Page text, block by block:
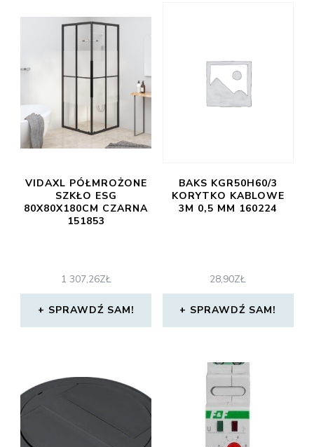
VIDAXL PÓŁMROŻONE
SZKŁO ESG
80X80X180CM CZARNA
151853
1 307,26ZŁ
SPRAWDŹ SAM!
BAKS KGR50H60/3
KORYTKO KABLOWE
3M 0,5 MM 160224
28,90ZŁ
SPRAWDŹ SAM!